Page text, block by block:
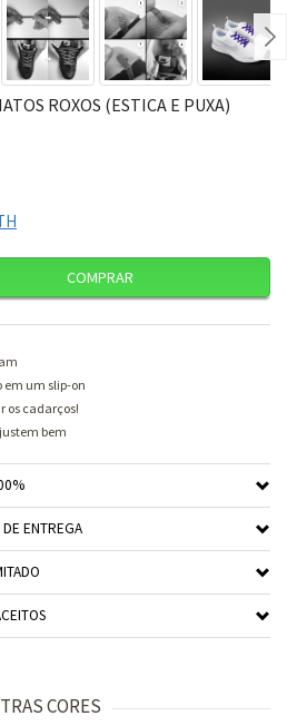
ROXOS (ESTICA E PUXA)
COMPRAR
um slip-on
os cadarços!
bem
ENTREGA
CORES